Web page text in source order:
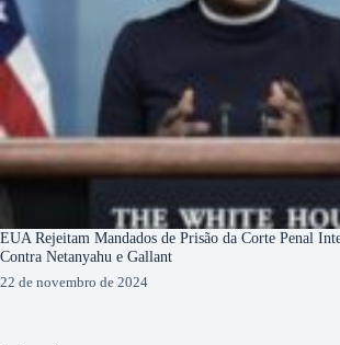
EUA Rejeitam Mandados de Prisão da Corte Penal
Contra Netanyahu e Gallant
22 de novembro de 2024